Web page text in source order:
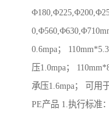
0.6mpa；
压1.0mpa；
承压1.6mpa； 可用
PE产品 1.执行标准